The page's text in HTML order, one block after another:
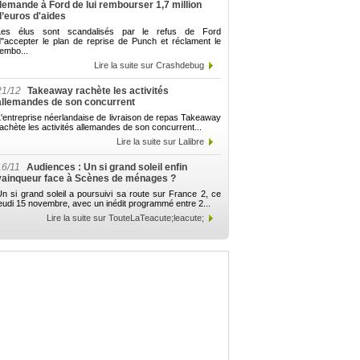
à Ford de lui rembourser 1,7 million
d'aides
élus sont scandalisés par le refus de Ford
le plan de reprise de Punch et réclament le
Lire la suite sur Crashdebug
12 Takeaway rachète les activités
de son concurrent
néerlandaise de livraison de repas Takeaway
les activités allemandes de son concurrent...
Lire la suite sur Lalibre
11
Audiences : Un si grand soleil enfin
face à Scènes de ménages ?
si grand soleil a poursuivi sa route sur France 2, ce
15 novembre, avec un inédit programmé entre 2...
Lire la suite sur TouteLaTeacute;leacute;